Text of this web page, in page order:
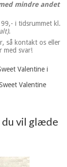
mindre andet
i tidsrummet kl.
.
så kontakt os eller
med svar!
Valentine i
Valentine
du vil glæde